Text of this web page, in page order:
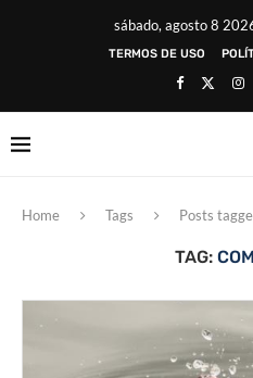
sábado, agosto 8
TERMOS DE USO
Home Tags Posts
TAG: